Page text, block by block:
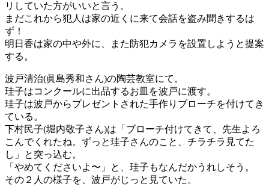
リしていた方がいいと言う。
まだこれから犯人は家の近くに来て会話を盗み聞きするは
ず！
明日香は家の中や外に、また防犯カメラを設置しようと提案
する。
波戸清治(眞島秀和さん)の陶芸教室にて。
珪子はコンクールに出品するお皿を波戸に渡す。
珪子は波戸からプレゼントされた手作りブローチを付けてき
ている。
下村民子(堀内敬子さん)は「ブローチ付けてきて、先生よろ
こんでくれたね。ずっと珪子さんのこと、チラチラ見てた
し」と突っ込む。
「やめてくださいよ〜」と、珪子もなんだかうれしそう。
その２人の様子を、波戸がじっと見ていた。